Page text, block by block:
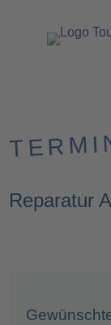
Reparatur